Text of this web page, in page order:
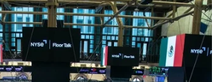
các sân vận động ngoài trời tại Mỹ sẽ là
thực thụ khi mặt cỏ hấp thụ bức xạ Mặt Trời
ngược lại. (Ảnh: Thanh Tuấn/TTXVN)
TTXVN tại New York, kỳ World